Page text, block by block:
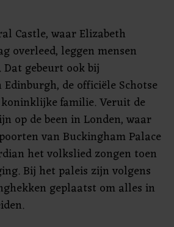
Castle, waar Elizabeth
overleed, leggen mensen
Dat gebeurt ook bij
de officiële Schotse
familie. Veruit de
op de been in Londen, waar
van Buckingham Palace
het volkslied zongen toen
Bij het paleis zijn volgens
geplaatst om alles in